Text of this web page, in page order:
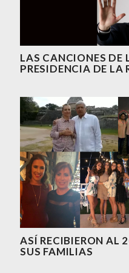
LAS CANCIONES DE
PRESIDENCIA DE LA
ASÍ RECIBIERON AL
SUS FAMILIAS